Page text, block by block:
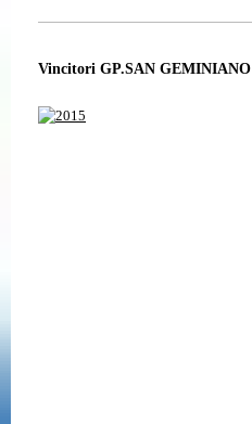
Vincitori GP.SAN GEMINIANO